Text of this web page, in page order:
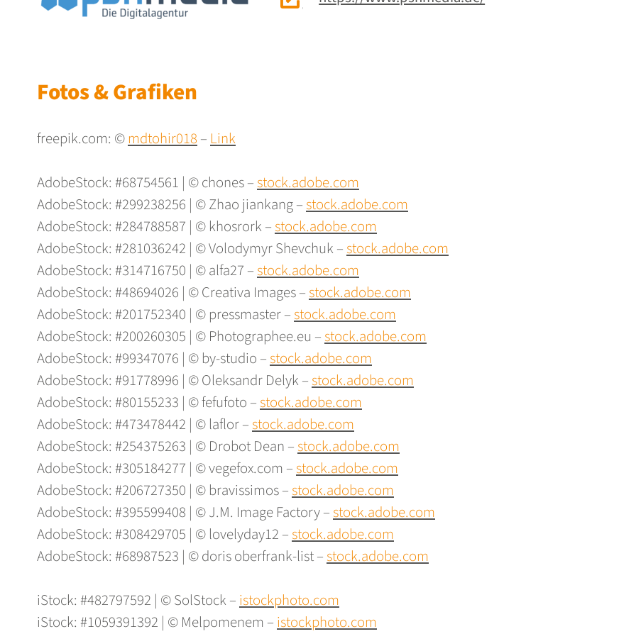
Fotos & Grafiken
freepik.com: ©mdtohir018 – Link
AdobeStock: #68754561 | © chones –stock.adobe.com
AdobeStock: #299238256 | © Zhao jiankang –stock.adobe.com
AdobeStock: #284788587 | © khosrork –stock.adobe.com
AdobeStock: #281036242 | © Volodymyr Shevchuk –stock.adobe.com
AdobeStock: #314716750 | © alfa27 –stock.adobe.com
AdobeStock: #48694026 | © Creativa Images –stock.adobe.com
AdobeStock: #201752340 | © pressmaster –stock.adobe.com
AdobeStock: #200260305 | © Photographee.eu –stock.adobe.com
AdobeStock: #99347076 | © by-studio –stock.adobe.com
AdobeStock: #91778996 | © Oleksandr Delyk –stock.adobe.com
AdobeStock: #80155233 | © fefufoto –stock.adobe.com
AdobeStock: #473478442 | © laflor –stock.adobe.com
AdobeStock: #254375263 | © Drobot Dean –stock.adobe.com
AdobeStock: #305184277 | © vegefox.com –stock.adobe.com
AdobeStock: #206727350 | © bravissimos –stock.adobe.com
AdobeStock: #395599408 | © J.M. Image Factory –stock.adobe.com
AdobeStock: #308429705 | © lovelyday12 –stock.adobe.com
AdobeStock: #68987523 | © doris oberfrank-list –stock.adobe.com
iStock: #482797592 | © SolStock – istockphoto.com
iStock: #1059391392 | © Melpomenem – istockphoto.com